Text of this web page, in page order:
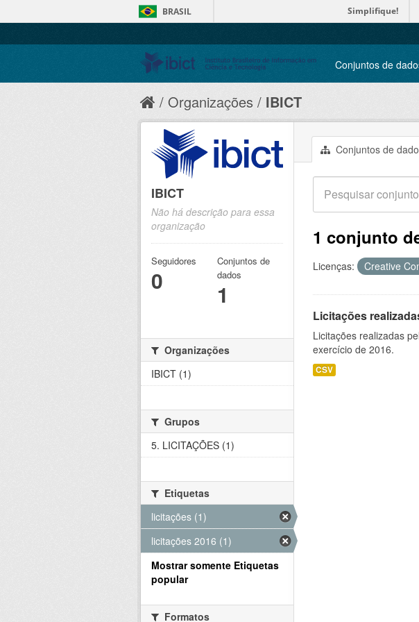
BRASIL Simplifique!
Conjuntos de
Organizações IBICT
Conjuntos de
1 conjunto
Licenças: Creative
Licitações
Licitações realizadas
exercício de 2016.
CSV
IBICT
Não há descrição para essa
organização
Seguidores
0
Conjuntos de
dados
1
Organizações
IBICT (1)
Grupos
5. LICITAÇÕES (1)
Etiquetas
licitações (1)
licitações 2016 (1)
Mostrar somente Etiquetas
popular
Formatos